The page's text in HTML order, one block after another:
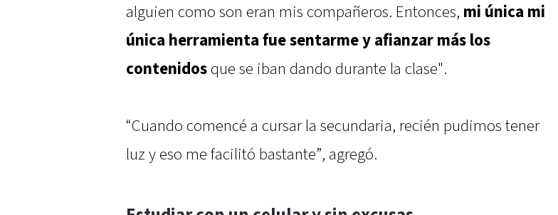
alguien como son eran mis compañeros. Entonces, mi única mi
única herramienta fue sentarme y afianzar más los
contenidosque se iban dando durante la clase".
“Cuando comencé a cursar la secundaria, recién pudimos tener
luz y eso me facilitó bastante”, agregó.